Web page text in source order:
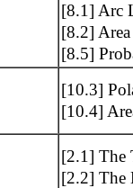
[8.1] Arc
[8.2]
[8.5]
[10.3]
[10.4]
[2.1] The
[2.2] The